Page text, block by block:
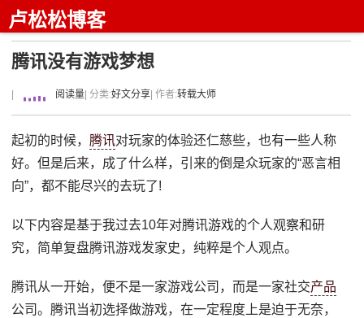
卢松松博客
腾讯没有游戏梦想
阅读量 | 分类:好文分享 | 作者:转载大师
起初的时候， 腾讯对玩家的体验还仁慈些，也有一些人称
好。但是后来，成了什么样，引来的倒是众玩家的“恶言相
向”，都不能尽兴的去玩了!
以下内容是基于我过去10年对腾讯游戏的个人观察和研
究，简单复盘腾讯游戏发家史，纯粹是个人观点。
腾讯从一开始，便不是一家游戏公司，而是一家社交产品
公司。腾讯当初选择做游戏，在一定程度上是迫于无奈，